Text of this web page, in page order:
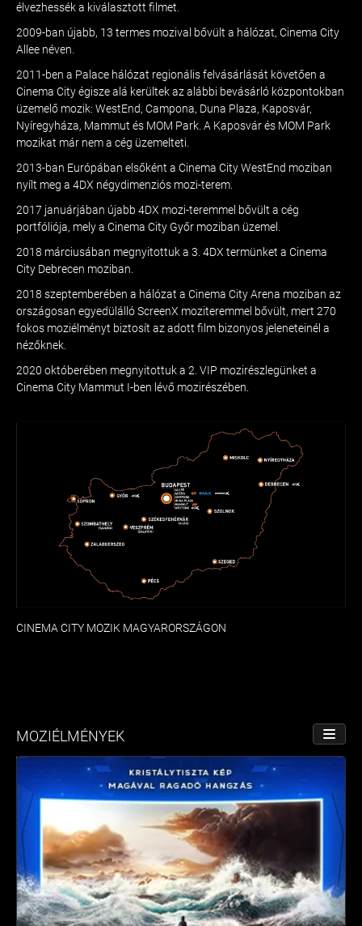
élvezhessék a kiválasztott filmet.
2009-ban újabb, 13 termes mozival bővült a hálózat, Cinema City
Allee néven.
2011-ben a Palace hálózat regionális felvásárlását követően a
Cinema City égisze alá kerültek az alábbi bevásárló központokban
üzemelő mozik: WestEnd, Campona, Duna Plaza, Kaposvár,
Nyíregyháza, Mammut és MOM Park. A Kaposvár és MOM Park
mozikat már nem a cég üzemelteti.
2013-ban Európában elsőként a Cinema City WestEnd moziban
nyílt meg a 4DX négydimenziós mozi-terem.
2017 januárjában újabb 4DX mozi-teremmel bővült a cég
portfóliója, mely a Cinema City Győr moziban üzemel.
2018 márciusában megnyitottuk a 3. 4DX termünket a Cinema
City Debrecen moziban.
2018 szeptemberében a hálózat a Cinema City Arena moziban az
országosan egyedülálló ScreenX moziteremmel bővült, mert 270
fokos moziélményt biztosít az adott film bizonyos jeleneteinél a
nézőknek.
2020 októberében megnyitottuk a 2. VIP mozirészlegünket a
Cinema City Mammut I-ben lévő mozirészében.
CINEMA CITY MOZIK MAGYARORSZÁGON
MOZIÉLMÉNYEK